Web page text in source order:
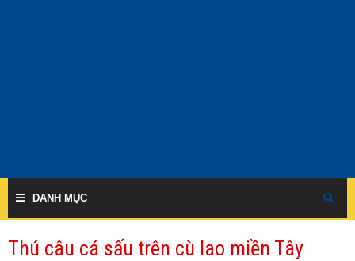
DANH MỤC
Thú câu cá sấu trên cù lao miền Tây